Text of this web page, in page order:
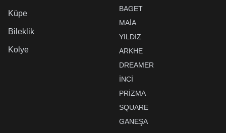
Küpe
Bileklik
Kolye
BAGET
MAIA
YILDIZ
ARKHE
DREAMER
İNCI
PRIZMA
SQUARE
GANEŞA